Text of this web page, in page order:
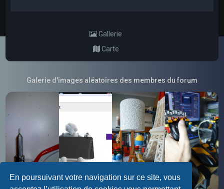
En poursuivant votre navigation sur ce site, vous
Gallerie
Carte
Galerie d'images aléatoires des membres du forum